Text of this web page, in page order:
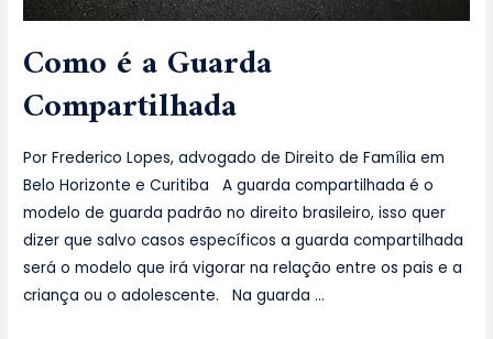
Como é a Guarda
Compartilhada
Por Frederico Lopes, advogado de Direito de Família em
Belo Horizonte e Curitiba A guarda compartilhada é o
modelo de guarda padrão no direito brasileiro, isso quer
dizer que salvo casos específicos a guarda compartilhada
será o modelo que irá vigorar na relação entre os pais e a
criança ou o adolescente. Na guarda …